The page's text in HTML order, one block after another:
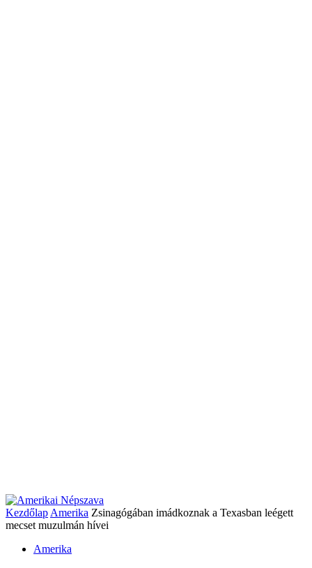
Kezdőlap Amerika Zsinagógában imádkoznak a Texasban leégett
mecset muzulmán hívei
Amerika